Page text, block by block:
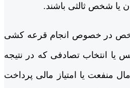
یا شخص ثالثی باشند.
در خصوص انجام قرعه کشی
یا انتخاب تصادفی که در نتیجه
منفعت یا امتیاز مالی پرداخت